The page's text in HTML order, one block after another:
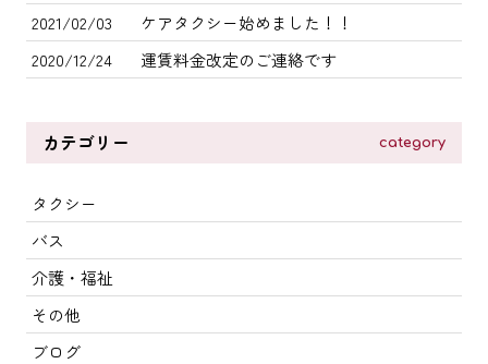
2021/02/03
ケアタクシー始めました！！
2020/12/24
運賃料金改定のご連絡です
カテゴリー category
タクシー
バス
介護・福祉
その他
ブログ